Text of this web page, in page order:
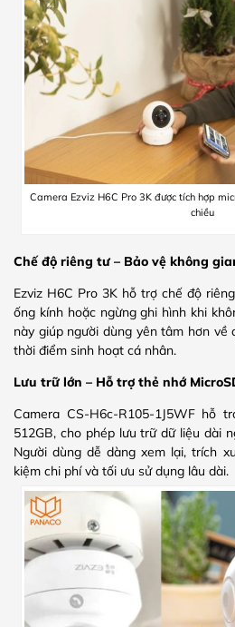
Camera Ezviz H6C Pro 3K được tích hợp
chiều
Chế độ riêng tư – Bảo vệ không
Ezviz H6C Pro 3K hỗ trợ chế độ
ống kính hoặc ngừng ghi hình khi
này giúp người dùng yên tâm hơn
thời điểm sinh hoạt cá nhân.
Lưu trữ lớn – Hỗ trợ thẻ nhớ
Camera CS-H6c-R105-1J5WF hỗ
512GB, cho phép lưu trữ dữ liệu dài
Người dùng dễ dàng xem lại, trích
kiệm chi phí và tối ưu sử dụng lâu dài.